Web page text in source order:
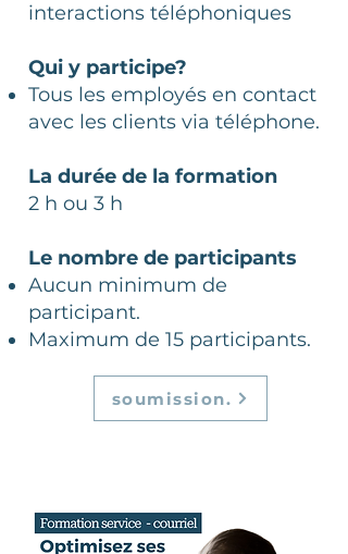
interactions téléphoniques
Qui y participe?
Tous les employés en contact
avec les clients via téléphone.
La durée de la formation
2 h ou 3 h
Le nombre de participants
Aucun minimum de
participant.
Maximum de 15 participants.
soumission.